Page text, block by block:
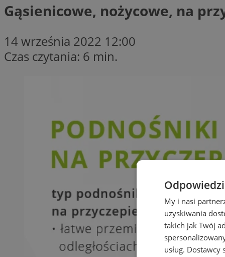
Gąsienicowe, nożycowe, na
14 września 2022 12:00
Czas czytania: 6 min.
My i nasi
uzyskiwania
takich jak Twój
usług. Dostawcy